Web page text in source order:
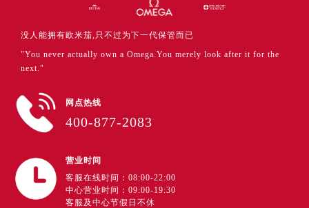
没人能拥有欧米茄,只不过为下一代保管而已
"You never actually own a Omega.You merely look after it for the
next."
网点热线
400-877-2083
营业时间
客服在线时间：08:00-22:00
中心营业时间：09:00-19:30
客服及中心节假日不休